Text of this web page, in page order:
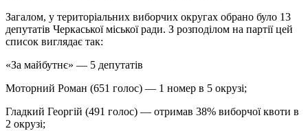
Загалом, у територіальних виборчих округах обрано було 13
депутатів Черкаської міської ради. З розподілом на партії цей
список виглядає так:
«За майбутнє» — 5 депутатів
Моторний Роман (651 голос) — 1 номер в 5 окрузі;
Гладкий Георгій (491 голос) — отримав 38% виборчої квоти в
2 окрузі;